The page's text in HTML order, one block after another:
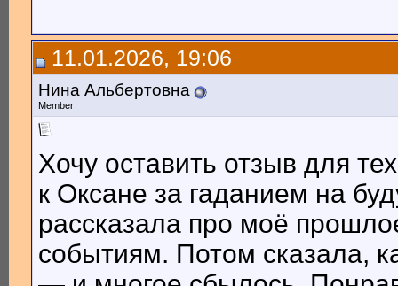
11.01.2026, 19:06
Нина Альбертовна
Member
Хочу оставить отзыв для
к Оксане за гаданием на
рассказала про моё
событиям. Потом сказала,